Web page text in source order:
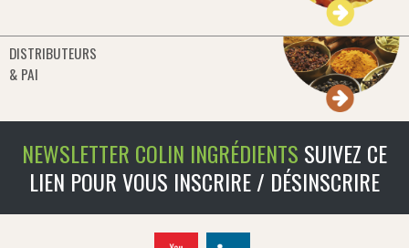
DISTRIBUTEURS
& PAI
NEWSLETTER COLIN INGRÉDIENTS SUIVEZ CE
LIEN POUR VOUS INSCRIRE / DÉSINSCRIRE